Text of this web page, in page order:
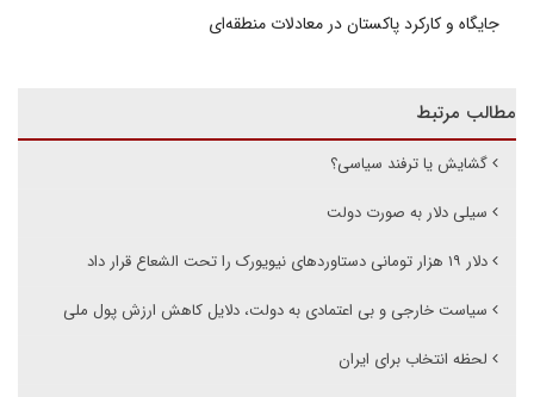
جایگاه و کارکرد پاکستان در معادلات منطقه‌ای
مطالب مرتبط
گشایش یا ترفند سیاسی؟
سیلی دلار به صورت دولت
دلار ۱۹ هزار تومانی دستاوردهای نیویورک را تحت الشعاع قرار داد
سیاست خارجی و بی اعتمادی به دولت، دلایل کاهش ارزش پول ملی
لحظه انتخاب برای ایران